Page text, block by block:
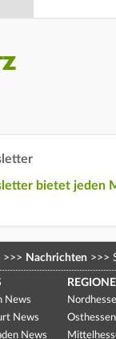
bietet jeden
>>> Nachrichten >>>
News
News
News